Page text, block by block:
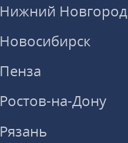
Нижний Новгород
Новосибирск
Пенза
Ростов-на-Дону
Рязань